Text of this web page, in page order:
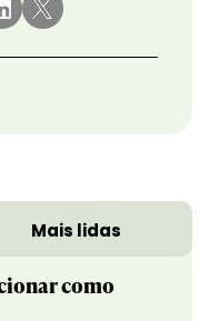
Mais lidas
como